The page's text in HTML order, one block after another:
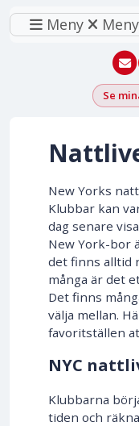
Meny Meny
Se
New Yorks
Klubbar kan
dag senare
New York-bor
det finns alltid
många är det
Det finns
välja mellan.
favoritställen
NYC
Klubbarna
tiden och